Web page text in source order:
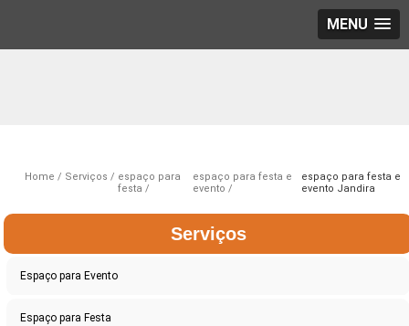
MENU
Home Serviços
espaço para
festa
espaço para festa e
evento
espaço para festa e
evento Jandira
Serviços
Espaço para Evento
Espaço para Festa